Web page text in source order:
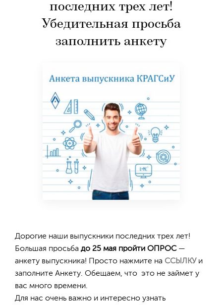
последних трех лет!
Убедительная просьба
заполнить анкету
Дорогие наши выпускники последних трех лет!
Большая просьба до 25 мая пройти ОПРОС—
анкету выпускника! Просто нажмите на ССЫЛКУ и
заполните Анкету. Обещаем, что это не займет у
вас много времени.
Для нас очень важно и интересно узнать